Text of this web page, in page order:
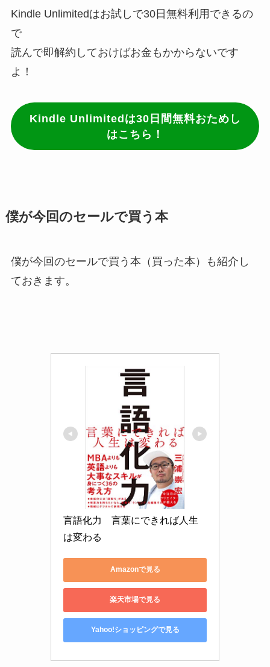
Kindle Unlimitedはお試しで30日無料利用できるの
で
読んで即解約しておけばお金もかからないです
よ！
Kindle Unlimitedは30日間無料おためし
はこちら！
僕が今回のセールで買う本
僕が今回のセールで買う本（買った本）も紹介し
ておきます。
言語化力　言葉にできれば人生
は変わる
Amazonで見る
楽天市場で見る
Yahoo!ショッピングで見る